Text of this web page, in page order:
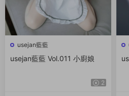
usejan藍藍
usejan藍藍 Vol.011 小廚娘
2